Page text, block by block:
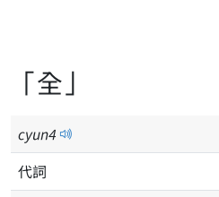
「全」
cyun4
代詞